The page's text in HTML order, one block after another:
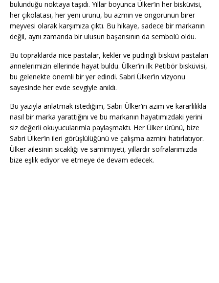
bulunduğu noktaya taşıdı. Yıllar boyunca Ülker’in her bisküvisi,
her çikolatası, her yeni ürünü, bu azmin ve öngörünün birer
meyvesi olarak karşımıza çıktı. Bu hikaye, sadece bir markanın
değil, aynı zamanda bir ulusun başarısının da sembolü oldu.
Bu topraklarda nice pastalar, kekler ve pudingli bisküvi pastaları
annelerimizin ellerinde hayat buldu. Ülker’in ilk Petibör bisküvisi,
bu gelenekte önemli bir yer edindi. Sabri Ülker’in vizyonu
sayesinde her evde sevgiyle anıldı.
Bu yazıyla anlatmak istediğim, Sabri Ülker’in azim ve kararlılıkla
nasıl bir marka yarattığını ve bu markanın hayatımızdaki yerini
siz değerli okuyucularımla paylaşmaktı. Her Ülker ürünü, bize
Sabri Ülker’in ileri görüşlülüğünü ve çalışma azmini hatırlatıyor.
Ülker ailesinin sıcaklığı ve samimiyeti, yıllardır sofralarımızda
bize eşlik ediyor ve etmeye de devam edecek.